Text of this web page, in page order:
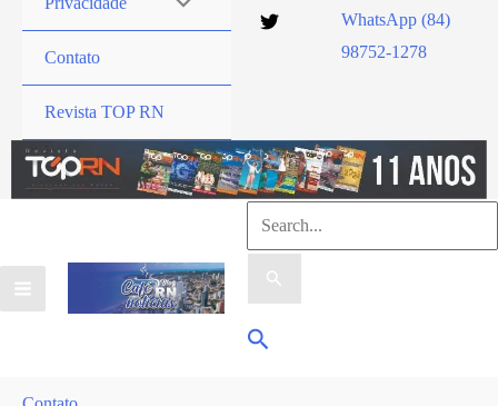
Contato
Revista TOP RN
WhatsApp (84)
98752-1278
Pesquisar
por:
Pesquisar